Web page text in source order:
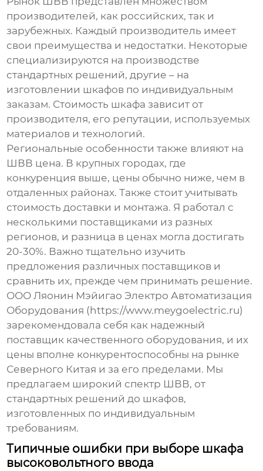
производителей, как российских, так и
зарубежных. Каждый производитель имеет
свои преимущества и недостатки. Некоторые
специализируются на производстве
стандартных решений, другие – на
изготовлении шкафов по индивидуальным
заказам. Стоимость шкафа зависит от
производителя, его репутации, используемых
материалов и технологий.
Региональные особенности также влияют на
ШВВ цена. В крупных городах, где
конкуренция выше, цены обычно ниже, чем в
отдаленных районах. Также стоит учитывать
стоимость доставки и монтажа. Я работал с
несколькими поставщиками из разных
регионов, и разница в ценах могла достигать
20-30%. Важно тщательно изучить
предложения различных поставщиков и
сравнить их, прежде чем принимать решение.
ООО Ляонин Мэйигао Электро Автоматизация
Оборудования (https://www.meygoelectric.ru)
зарекомендовала себя как надежный
поставщик качественного оборудования, и их
цены вполне конкурентоспособны на рынке
Северного Китая и за его пределами. Мы
предлагаем широкий спектр ШВВ, от
стандартных решений до шкафов,
изготовленных по индивидуальным
требованиям.
Типичные ошибки при выборе шкафа
высоковольтного ввода